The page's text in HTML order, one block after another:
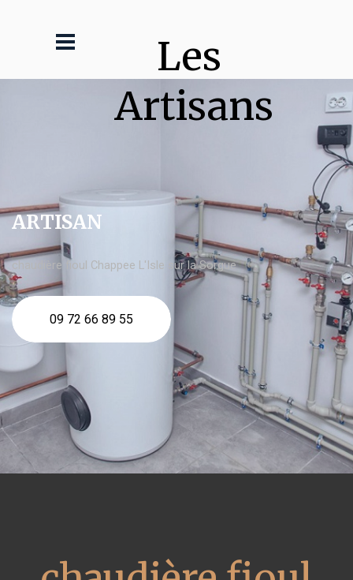
Les
Artisans
ARTISAN
chaudière fioul Chappee L'Isle sur la Sorgue
09 72 66 89 55